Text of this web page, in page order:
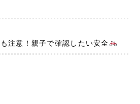
注意！親子で確認したい安全